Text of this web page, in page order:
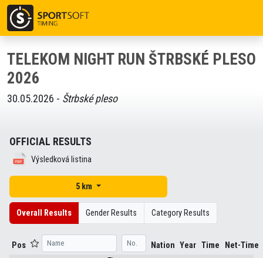
TELEKOM NIGHT RUN ŠTRBSKÉ PLESO
2026
30.05.2026 - Štrbské pleso
OFFICIAL RESULTS
Výsledková listina
5 km
Overall Results Gender Results Category Results
Pos Nation Year Time Net-Time